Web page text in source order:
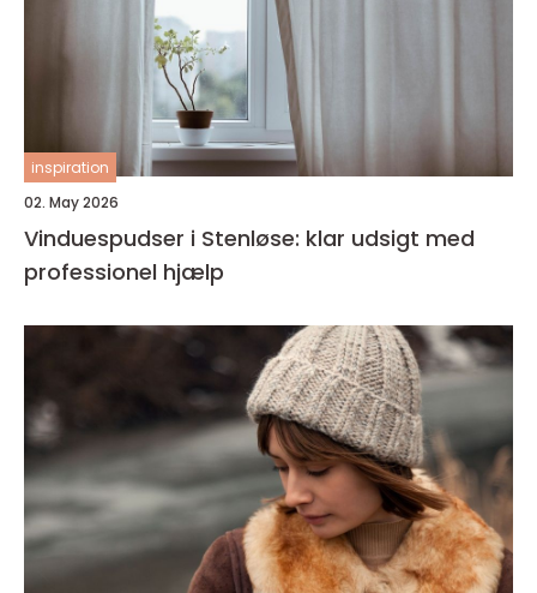
inspiration
02. May 2026
Vinduespudser i Stenløse: klar udsigt med
professionel hjælp